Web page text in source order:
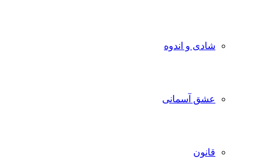
شادی و اندوه
عشق آسمانی
قانون